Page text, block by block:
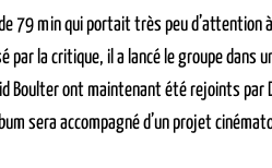
min qui portait très peu d’attention
par la critique, il a lancé le groupe dans
Boulter ont maintenant été rejoints par
sera accompagné d’un projet